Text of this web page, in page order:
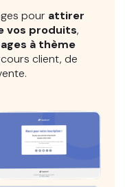
pour attirer
vos produits,
à thème
client, de